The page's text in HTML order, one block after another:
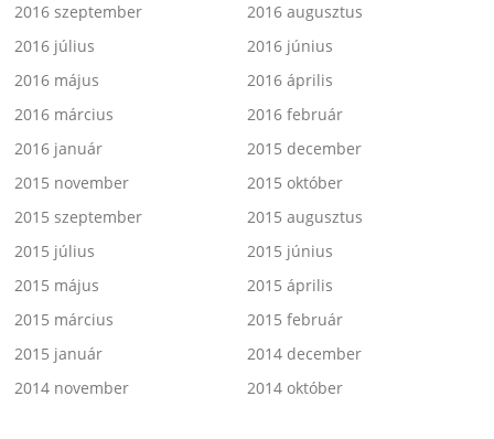
2016 szeptember
2016 augusztus
2016 július
2016 június
2016 május
2016 április
2016 március
2016 február
2016 január
2015 december
2015 november
2015 október
2015 szeptember
2015 augusztus
2015 július
2015 június
2015 május
2015 április
2015 március
2015 február
2015 január
2014 december
2014 november
2014 október